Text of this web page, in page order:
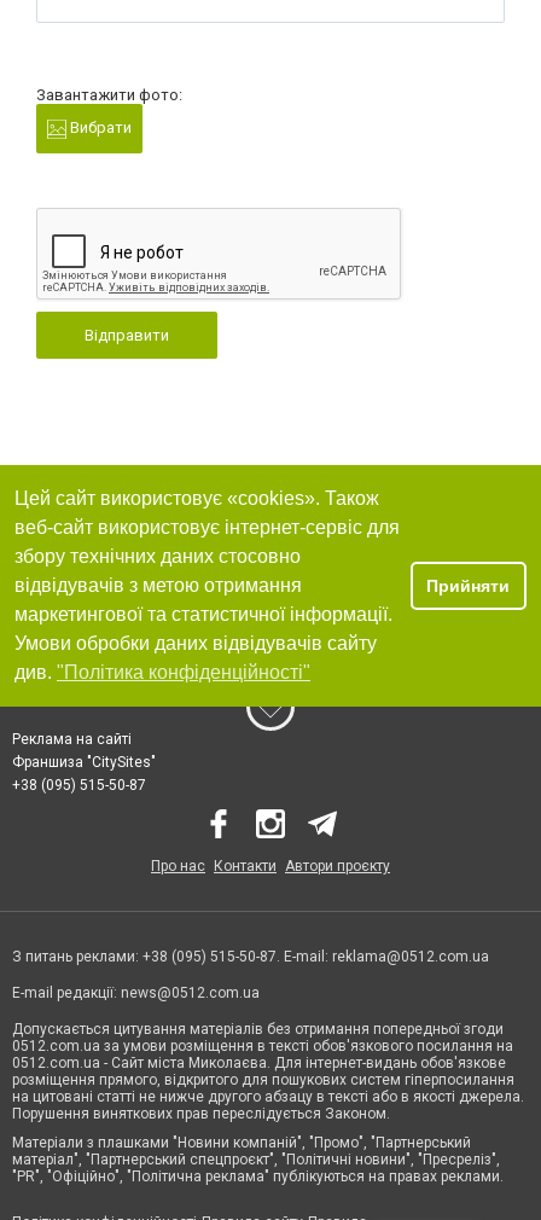
Завантажити фото:
Вибрати
Відправити
Цей сайт використовує «cookies». Також
веб-сайт використовує інтернет-сервіс для
збору технічних даних стосовно
відвідувачів з метою отримання
маркетингової та статистичної інформації.
Умови обробки даних відвідувачів сайту
див. "Політика конфіденційності"
Прийняти
Реклама на сайті
Франшиза "CitySites"
+38 (095) 515-50-87
Про нас Контакти Автори проєкту
З питань реклами: +38 (095) 515-50-87. E-mail: reklama@0512.com.ua
E-mail редакції: news@0512.com.ua
Допускається цитування матеріалів без отримання попередньої згоди
0512.com.ua за умови розміщення в тексті обов'язкового посилання на
0512.com.ua - Сайт міста Миколаєва. Для інтернет-видань обов'язкове
розміщення прямого, відкритого для пошукових систем гіперпосилання
на цитовані статті не нижче другого абзацу в тексті або в якості джерела.
Порушення виняткових прав переслідується Законом.
Матеріали з плашками "Новини компаній", "Промо", "Партнерський
матеріал", "Партнерський спецпроєкт", "Політичні новини", "Пресреліз",
"PR", "Офіційно", "Політична реклама" публікуються на правах реклами.